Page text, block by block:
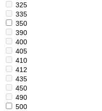
325
335
350
390
400
405
410
412
435
450
490
500